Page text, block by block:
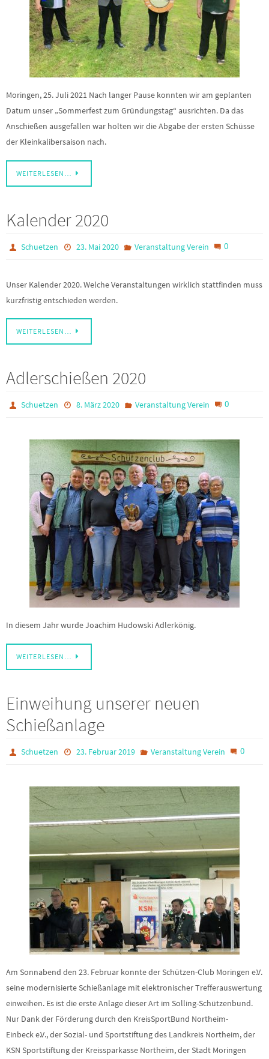
Moringen, 25. Juli 2021 Nach langer Pause konnten wir am geplanten
Datum unser „Sommerfest zum Gründungstag“ ausrichten. Da das
Anschießen ausgefallen war holten wir die Abgabe der ersten Schüsse
der Kleinkalibersaison nach.
WEITERLESEN…
Kalender 2020
Schuetzen 23. Mai 2020 Veranstaltung Verein 0
Unser Kalender 2020. Welche Veranstaltungen wirklich stattfinden muss
kurzfristig entschieden werden.
WEITERLESEN…
Adlerschießen 2020
Schuetzen 8. März 2020 Veranstaltung Verein 0
In diesem Jahr wurde Joachim Hudowski Adlerkönig.
WEITERLESEN…
Einweihung unserer neuen
Schießanlage
Schuetzen 23. Februar 2019 Veranstaltung Verein 0
Am Sonnabend den 23. Februar konnte der Schützen-Club Moringen e.V.
seine modernisierte Schießanlage mit elektronischer Trefferauswertung
einweihen. Es ist die erste Anlage dieser Art im Solling-Schützenbund.
Nur Dank der Förderung durch den KreisSportBund Northeim-
Einbeck e.V., der Sozial- und Sportstiftung des Landkreis Northeim, der
KSN Sportstiftung der Kreissparkasse Northeim, der Stadt Moringen